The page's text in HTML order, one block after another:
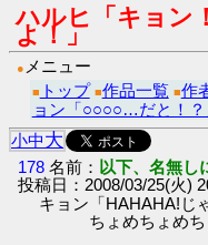
ハルヒ「キョン
よ！」
● メニュー
■ トップ ■作品一覧 ■作
ョン「○○○○…だと！？
小中大
178 名前： 以下、名無し
投稿日：2008/03/25(火)
キョン「HAHAHA!じ
ちょめちょめち